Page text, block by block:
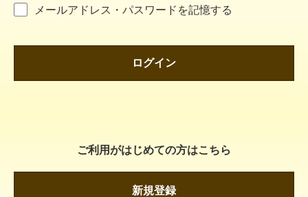
メールアドレス・パスワードを記憶する
ログイン
ご利用がはじめての方はこちら
新規登録